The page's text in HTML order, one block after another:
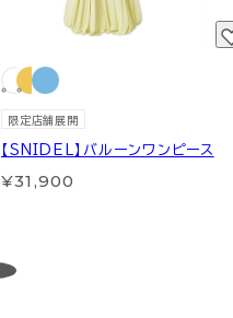
限定店舗展開
【SNIDEL】バルーンワンピース
¥31,900